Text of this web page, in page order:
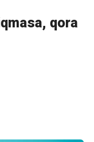
qora